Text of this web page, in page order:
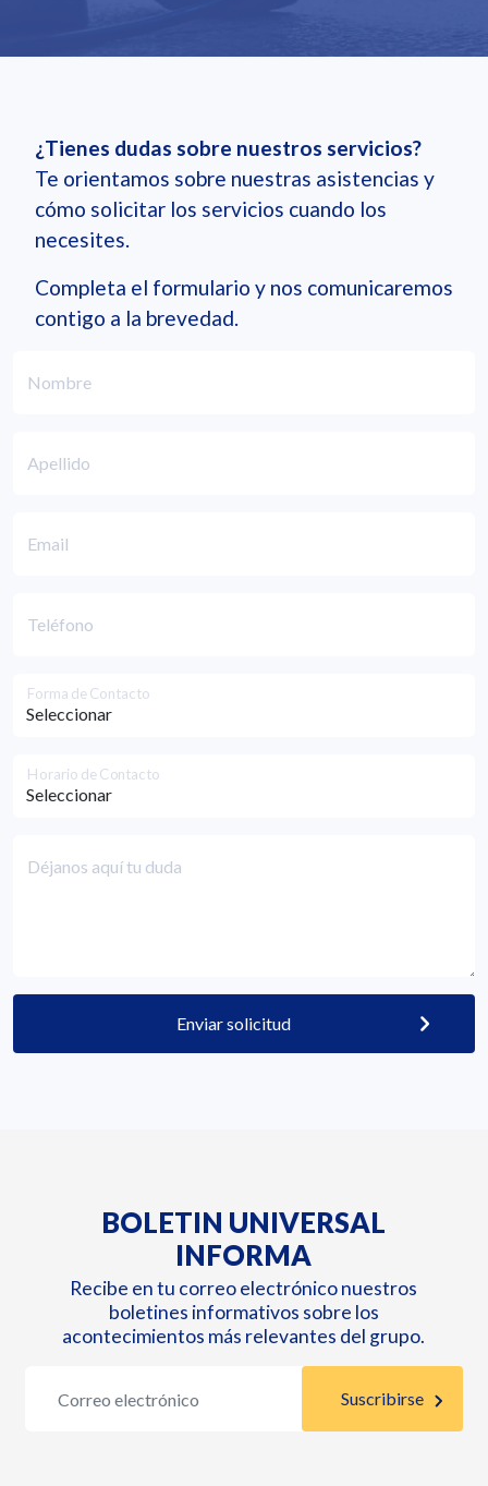
¿Tienes dudas sobre nuestros servicios?
Te orientamos sobre nuestras asistencias y
cómo solicitar los servicios cuando los
necesites.
Completa el formulario y nos comunicaremos
contigo a la brevedad.
Nombre
Apellido
Email
Teléfono
Forma de Contacto
Horario de Contacto
Déjanos aquí tu duda
Enviar solicitud
BOLETIN UNIVERSAL
INFORMA
Recibe en tu correo electrónico nuestros
boletines informativos sobre los
acontecimientos más relevantes del grupo.